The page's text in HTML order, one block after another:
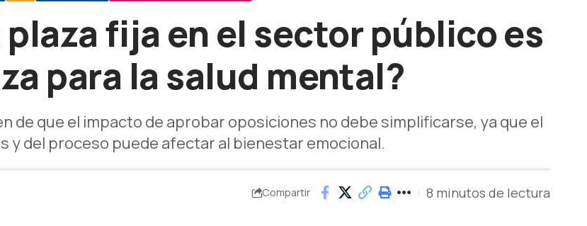
fija en el sector público es
para la salud mental?
de que el impacto de aprobar oposiciones no debe simplificarse, ya que el
y del proceso puede afectar al bienestar emocional.
Compartir 8 minutos de lectura